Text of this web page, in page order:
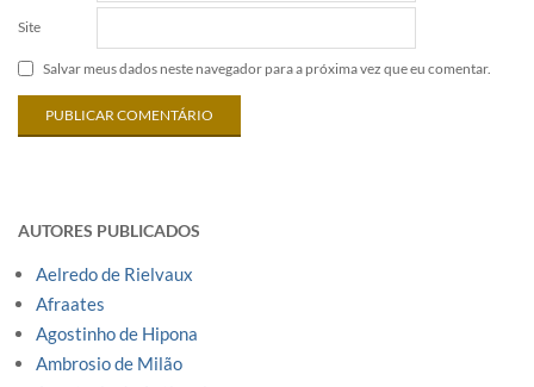
Site
Salvar meus dados neste navegador para a próxima vez que eu comentar.
AUTORES PUBLICADOS
Aelredo de Rielvaux
Afraates
Agostinho de Hipona
Ambrosio de Milão